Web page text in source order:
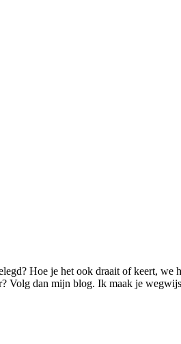
Hoe je het ook draait of keert,
Volg dan mijn blog. Ik maak je